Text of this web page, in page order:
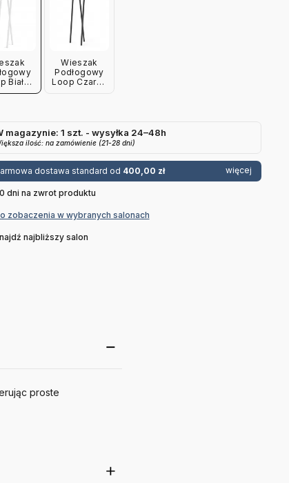
Biały
Wieszak
Podłogowy
Loop Czarny
magazynie: 1 szt. - wysyłka 24–48h
ilość: na zamówienie (21-28 dni)
dostawa standard od 400,00 zł więcej
dni na zwrot produktu
zobaczenia w wybranych salonach
najbliższy salon
proste